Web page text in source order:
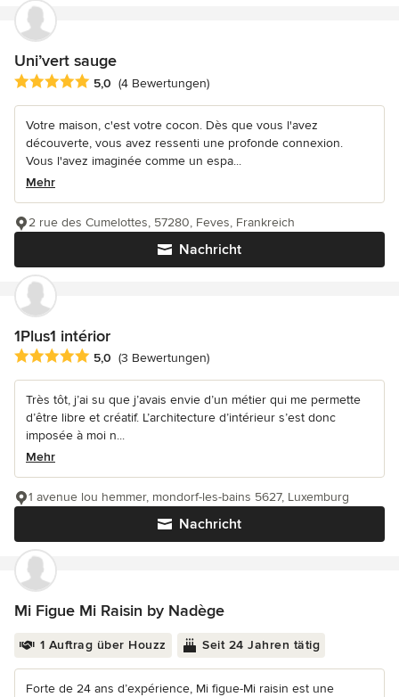
Uni’vert sauge
Durchschnittliche Bewertung: 5 von 5 Sternen
5,0 (4 Bewertungen)
Votre maison, c'est votre cocon. Dès que vous l'avez
découverte, vous avez ressenti une profonde connexion.
Vous l'avez imaginée comme un espa...
Mehr
Nachricht
2 rue des Cumelottes, 57280, Feves, Frankreich
1Plus1 intérior
Durchschnittliche Bewertung: 5 von 5 Sternen
5,0 (3 Bewertungen)
Très tôt, j’ai su que j’avais envie d’un métier qui me permette
d’être libre et créatif. L’architecture d’intérieur s’est donc
imposée à moi n...
Mehr
Nachricht
1 avenue lou hemmer, mondorf-les-bains 5627, Luxemburg
Mi Figue Mi Raisin by Nadège
1 Auftrag über Houzz Seit 24 Jahren tätig
Forte de 24 ans d’expérience, Mi figue-Mi raisin est une